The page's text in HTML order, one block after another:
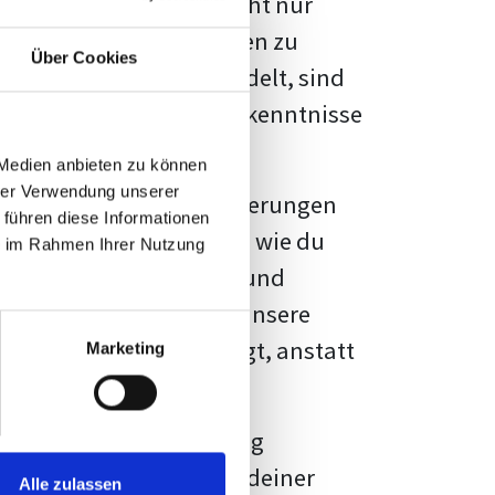
Über Cookies
anbieten zu können
Verwendung unserer
diese Informationen
Rahmen Ihrer Nutzung
Marketing
Alle zulassen
Fakten und Quellen zu
handelt, sind
und Erkenntnisse
vor diesen Herausforderungen
kannst, sondern auch, wie du
Formatierung und
Erwartungen, und unsere
Vorlage zeigt, anstatt
große Herausforderung
wird die Formatierung deiner